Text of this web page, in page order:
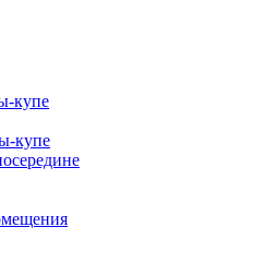
купе
купе